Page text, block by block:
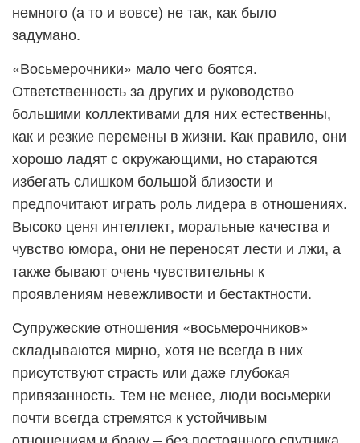
немного (а то и вовсе) не так, как было
задумано.
«Восьмерочники» мало чего боятся.
Ответственность за других и руководство
большими коллективами для них естественны,
как и резкие перемены в жизни. Как правило, они
хорошо ладят с окружающими, но стараются
избегать слишком большой близости и
предпочитают играть роль лидера в отношениях.
Высоко ценя интеллект, моральные качества и
чувство юмора, они не переносят лести и лжи, а
также бывают очень чувствительны к
проявлениям невежливости и бестактности.
Супружеские отношения «восьмерочников»
складываются мирно, хотя не всегда в них
присутствуют страсть или даже глубокая
привязанность. Тем не менее, люди восьмерки
почти всегда стремятся к устойчивым